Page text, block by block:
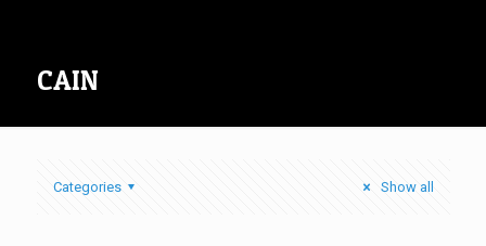
CAIN
Categories Show all